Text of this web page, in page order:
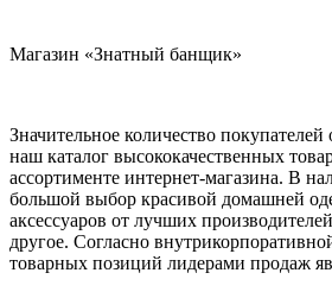
Магазин «Знатный банщик»
Значительное количество
наш каталог высококачественных
ассортименте интернет-магазина. В
большой выбор красивой домашней
аксессуаров от лучших
другое. Согласно
товарных позиций лидерами продаж